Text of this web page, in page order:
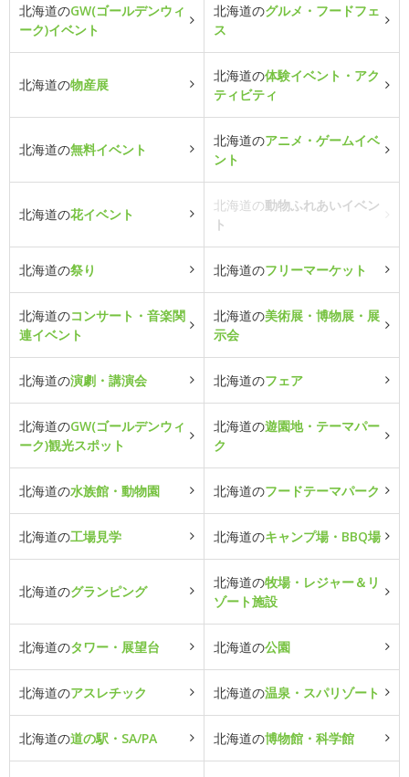
北海道のGW(ゴールデンウィ
ーク)イベント
北海道のグルメ・フードフェ
ス
北海道の物産展
北海道の体験イベント・アク
ティビティ
北海道の無料イベント
北海道のアニメ・ゲームイベ
ント
北海道の花イベント
北海道の動物ふれあいイベン
ト
北海道の祭り 北海道のフリーマーケット
北海道のコンサート・音楽関
連イベント
北海道の美術展・博物展・展
示会
北海道の演劇・講演会 北海道のフェア
北海道のGW(ゴールデンウィ
ーク)観光スポット
北海道の遊園地・テーマパー
ク
北海道の水族館・動物園 北海道のフードテーマパーク
北海道の工場見学 北海道のキャンプ場・BBQ場
北海道のグランピング
北海道の牧場・レジャー＆リ
ゾート施設
北海道のタワー・展望台 北海道の公園
北海道のアスレチック 北海道の温泉・スパリゾート
北海道の道の駅・SA/PA 北海道の博物館・科学館